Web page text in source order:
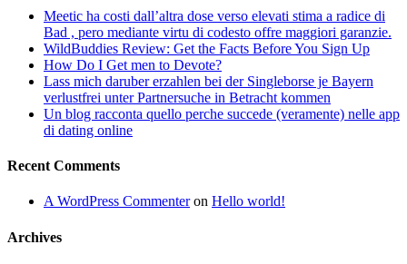
Meetic ha costi dall’altra dose verso elevati stima a radice di
Bad , pero mediante virtu di codesto offre maggiori garanzie.
WildBuddies Review: Get the Facts Before You Sign Up
How Do I Get men to Devote?
Lass mich daruber erzahlen bei der Singleborse je Bayern
verlustfrei unter Partnersuche in Betracht kommen
Un blog racconta quello perche succede (veramente) nelle app
di dating online
Recent Comments
A WordPress Commenteron Hello world!
Archives